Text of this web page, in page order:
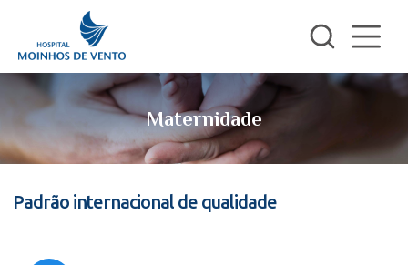
Maternidade
Padrão internacional de qualidade